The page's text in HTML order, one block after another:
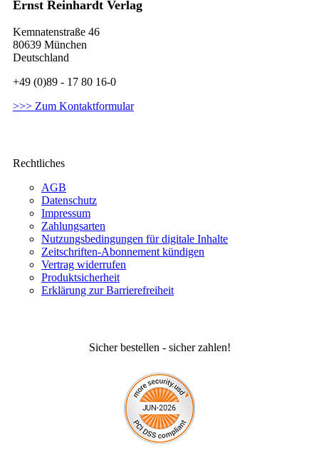
Ernst Reinhardt Verlag
Kemnatenstraße 46
80639 München
Deutschland
+49 (0)89 - 17 80 16-0
>>> Zum Kontaktformular
Rechtliches
AGB
Datenschutz
Impressum
Zahlungsarten
Nutzungsbedingungen für digitale Inhalte
Zeitschriften-Abonnement kündigen
Vertrag widerrufen
Produktsicherheit
Erklärung zur Barrierefreiheit
Sicher bestellen - sicher zahlen!